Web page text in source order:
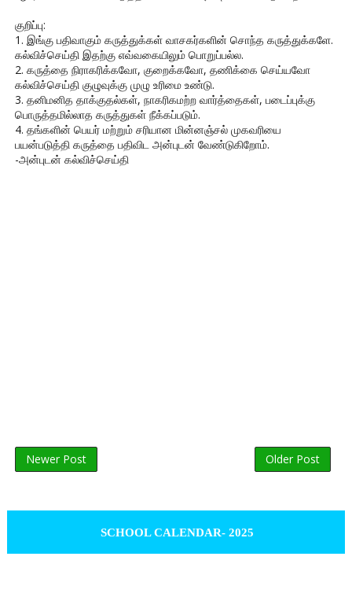
குறிப்பு:
1. இங்கு பதிவாகும் கருத்துக்கள் வாசகர்களின் சொந்த கருத்துக்களே.
கல்விச்செய்தி இதற்கு எவ்வகையிலும் பொறுப்பல்ல.
2. கருத்தை நிராகரிக்கவோ, குறைக்கவோ, தணிக்கை செய்யவோ
கல்விச்செய்தி குழுவுக்கு முழு உரிமை உண்டு.
3. தனிமனித தாக்குதல்கள், நாகரிகமற்ற வார்த்தைகள், படைப்புக்கு
பொருத்தமில்லாத கருத்துகள் நீக்கப்படும்.
4. தங்களின் பெயர் மற்றும் சரியான மின்னஞ்சல் முகவரியை
பயன்படுத்தி கருத்தை பதிவிட அன்புடன் வேண்டுகிறோம்.
-அன்புடன் கல்விச்செய்தி
Newer Post Older Post
SCHOOL CALENDAR- 2025